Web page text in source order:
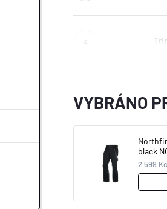
VYBRÁNO
black
2 599 Kč